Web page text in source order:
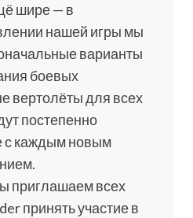
шире — в
нашей игры мы
варианты
боевых
вертолёты для всех
постепенно
с каждым новым
приглашаем всех
принять участие в